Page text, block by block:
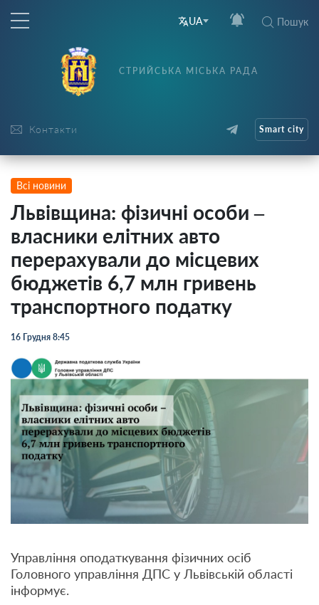
UA Пошук
Контакти
СТРИЙСЬКА МІСЬКА РАДА
Smart city
Всі новини
Львівщина: фізичні особи –
власники елітних авто
перерахували до місцевих
бюджетів 6,7 млн гривень
транспортного податку
16 Грудня 8:45
Управління оподаткування фізичних осіб
Головного управління ДПС у Львівській області
інформує.